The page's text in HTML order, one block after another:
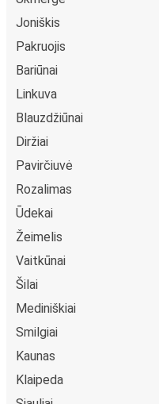
Joniškis
Pakruojis
Bariūnai
Linkuva
Blauzdžiūnai
Diržiai
Pavirčiuvė
Rozalimas
Ūdekai
Žeimelis
Vaitkūnai
Šilai
Mediniškiai
Smilgiai
Kaunas
Klaipeda